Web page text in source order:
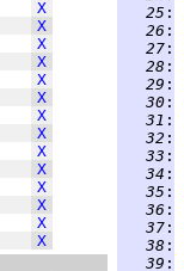
X
X
X
X
X
X
X
X
X
X
X
X
X
X
  25
:
  26
:
  27
:
  28
:
  29
:
  30
:
  31
:
  32
:
  33
:
  34
:
  35
:
  36
:
  37
:
  38
:
  39
: